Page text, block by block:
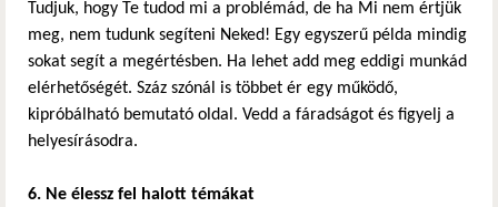
Tudjuk, hogy Te tudod mi a problémád, de ha Mi nem értjük
meg, nem tudunk segíteni Neked! Egy egyszerű példa mindig
sokat segít a megértésben. Ha lehet add meg eddigi munkád
elérhetőségét. Száz szónál is többet ér egy működő,
kipróbálható bemutató oldal. Vedd a fáradságot és figyelj a
helyesírásodra.
6. Ne élessz fel halott témákat